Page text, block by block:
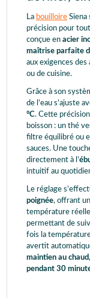
La bouilloire Siena
précision pour
conçue en acier
maîtrise parfaite
aux exigences des
ou de cuisine.
Grâce à son
de l’eau s’ajuste
°C. Cette
boisson : un thé
filtre équilibré ou
sauces. Une
directement à l’
intuitif au
Le réglage
poignée, offrant
température réelle
permettant de
fois la
avertit
maintien au chaud,
pendant 30